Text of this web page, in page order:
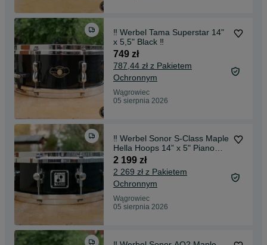
‼️ Werbel Tama Superstar 14"
x 5,5" Black ‼️
749 zł
787,44 zł z Pakietem
Ochronnym
Wągrowiec
05 sierpnia 2026
‼️ Werbel Sonor S-Class Maple
Hella Hoops 14” x 5" Piano
Black ‼️
2 199 zł
2 269 zł z Pakietem
Ochronnym
Wągrowiec
05 sierpnia 2026